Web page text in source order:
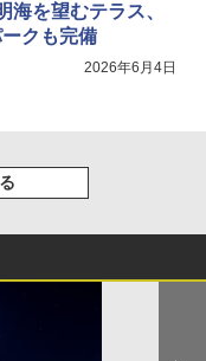
海を望むテラス、
クも完備
2026年6月4日